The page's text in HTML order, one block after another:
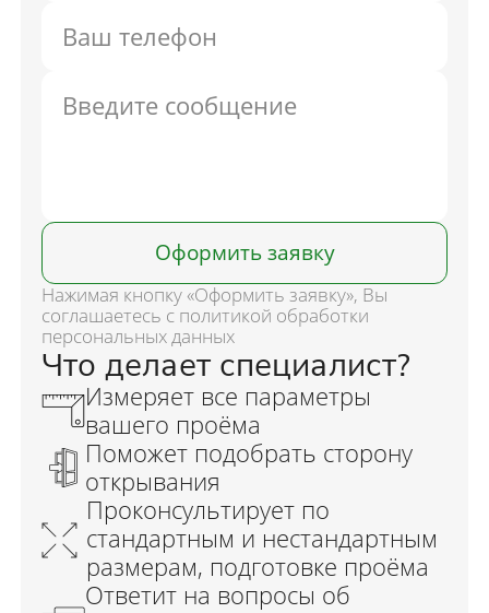
Оформить заявку
Нажимая кнопку «Оформить заявку», Вы
соглашаетесь с политикой обработки
персональных данных